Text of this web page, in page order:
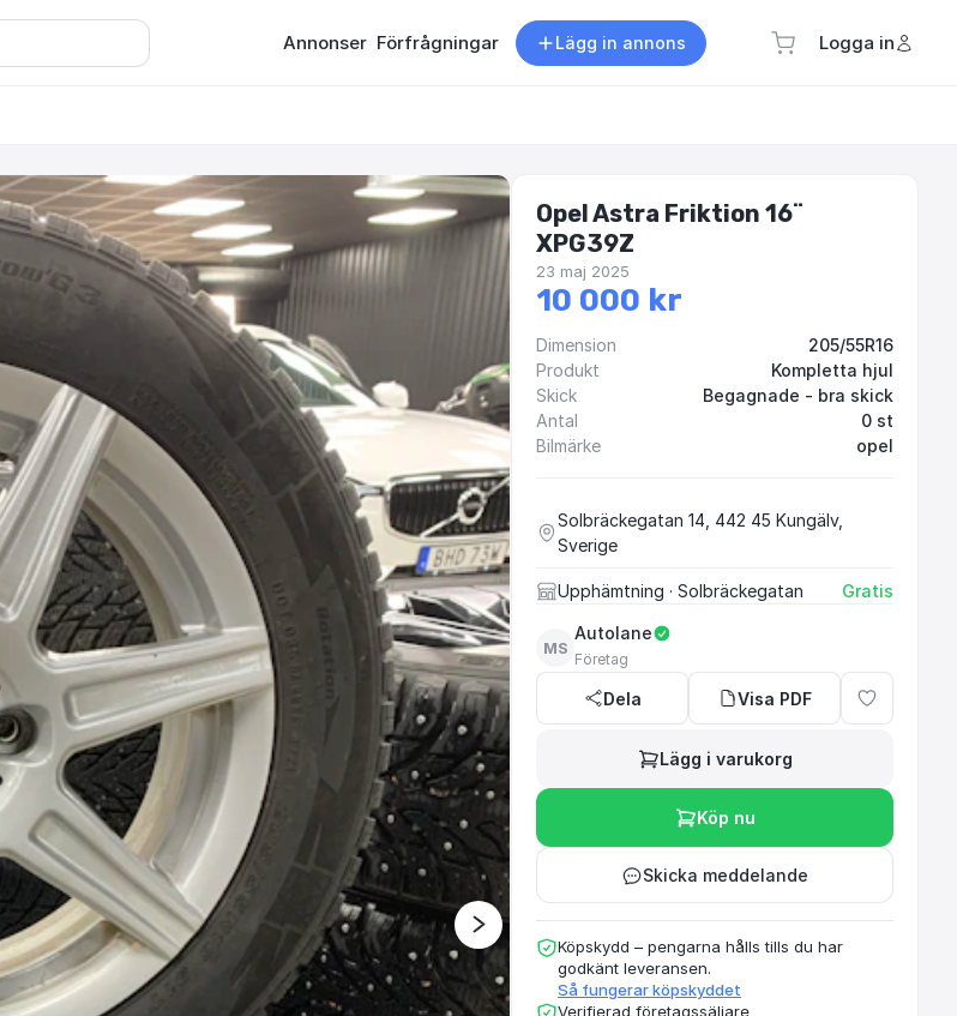
Annonser Förfrågningar Lägg in annons Logga in
Opel Astra Friktion 16¨
XPG39Z
23 maj 2025
10 000 kr
Dimension
205/55R16
Produkt
Kompletta hjul
Skick
Begagnade - bra skick
Antal
0 st
Bilmärke
opel
Solbräckegatan 14, 442 45 Kungälv,
Sverige
Upphämtning · Solbräckegatan Gratis
MS
Autolane
Företag
Dela Visa PDF
Lägg i varukorg
Köp nu
Skicka meddelande
Köpskydd – pengarna hålls tills du har
godkänt leveransen.
Så fungerar köpskyddet
Verifierad företagssäljare